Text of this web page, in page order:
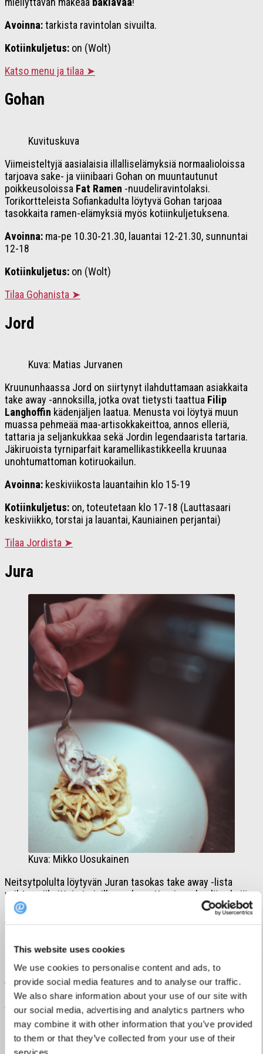
This website uses cookies
We use cookies to personalise content and ads, to
provide social media features and to analyse our traffic.
We also share information about your use of our site with
our social media, advertising and analytics partners who
may combine it with other information that you’ve provided
to them or that they’ve collected from your use of their
Avoinna:tarkista ravintolan sivuilta.
Kotiinkuljetus: on (Wolt)
Katso menu ja tilaa ➤
Gohan
Kuvituskuva
Viimeisteltyjä aasialaisia illalliselämyksiä normaalioloissa
tarjoava sake- ja viinibaari Gohan on muuntautunut
poikkeusoloissa Fat Ramen -nuudeliravintolaksi.
Torikortteleista Sofiankadulta löytyvä Gohan tarjoaa
tasokkaita ramen-elämyksiä myös kotiinkuljetuksena.
Avoinna: ma-pe 10.30-21.30, lauantai 12-21.30, sunnuntai
12-18
Kotiinkuljetus: on (Wolt)
Tilaa Gohanista ➤
Jord
Kuva: Matias Jurvanen
Kruununhaassa Jord on siirtynyt ilahduttamaan asiakkaita
take away -annoksilla, jotka ovat tietysti taattua Filip
Langhoffin kädenjäljen laatua. Menusta voi löytyä muun
muassa pehmeää maa-artisokkakeittoa, annos elleriä,
tattaria ja seljankukkaa sekä Jordin legendaarista tartaria.
Jäkiruoista tyrniparfait karamellikastikkeella kruunaa
unohtumattoman kotiruokailun.
Avoinna: keskiviikosta lauantaihin klo 15-19
Kotiinkuljetus: on, toteutetaan klo 17-18 (Lauttasaari
keskiviikko, torstai ja lauantai, Kauniainen perjantai)
Tilaa Jordista ➤
Jura
Kuva: Mikko Uosukainen
Neitsytpolulta löytyvän Juran tasokas take away -lista
vaihtuu viikoittain tarjoillen uskomattomia makuelämyksiä
niin kalan, lihan kuin kasviksenkin muodossa.
Annosvalikoimasta voi löytyä esimerkiksi selleristä ja
perinteisempään suomalaiseen makuun lihapullia muusilla ja
puolukoilla.
Avoinna:ti-la klo 12-18
Tilaa Jurasta ➤
Kuurna